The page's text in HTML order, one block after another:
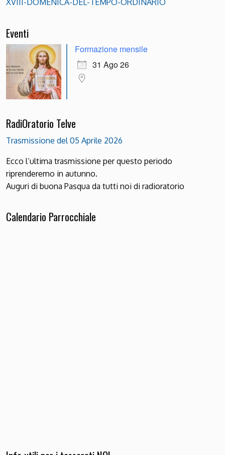
XVIII-DOMENICA-DEL-TEMPO-ORDINARIO
Eventi
Formazione mensile
31 Ago 26
RadiOratorio Telve
Trasmissione del 05 Aprile 2026
Ecco l’ultima trasmissione per questo periodo
riprenderemo in autunno.
Auguri di buona Pasqua da tutti noi di radioratorio
Calendario Parrocchiale